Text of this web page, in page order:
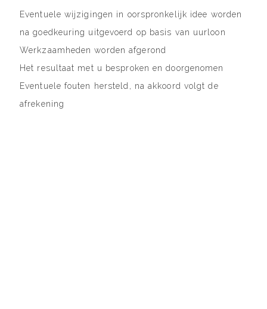
Eventuele wijzigingen in oorspronkelijk idee worden
na goedkeuring uitgevoerd op basis van uurloon
Werkzaamheden worden afgerond
Het resultaat met u besproken en doorgenomen
Eventuele fouten hersteld, na akkoord volgt de
afrekening